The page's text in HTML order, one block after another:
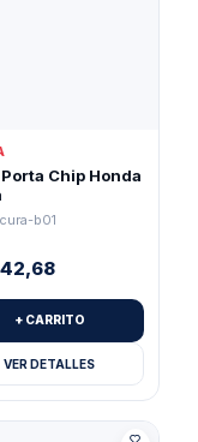
Chip Honda
b01
+ CARRITO
VER DETALLES